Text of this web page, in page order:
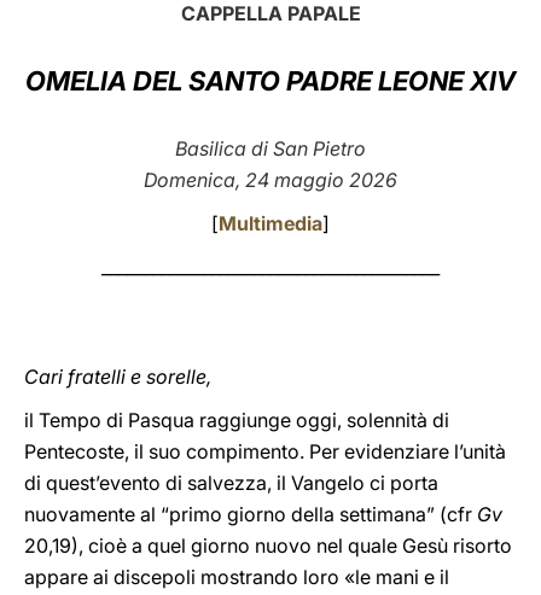
CAPPELLA PAPALE
OMELIA DEL SANTO PADRE LEONE XIV
Basilica di San Pietro
Domenica, 24 maggio 2026
[Multimedia]
Cari fratelli e sorelle,
il Tempo di Pasqua raggiunge oggi, solennità di
Pentecoste, il suo compimento. Per evidenziare l’unità
di quest’evento di salvezza, il Vangelo ci porta
nuovamente al “primo giorno della settimana” (cfr Gv
20,19), cioè a quel giorno nuovo nel quale Gesù risorto
appare ai discepoli mostrando loro «le mani e il